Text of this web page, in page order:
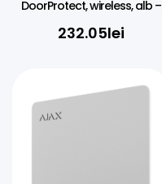
DoorProtect, wireless, alb –
AJAX
232.05lei